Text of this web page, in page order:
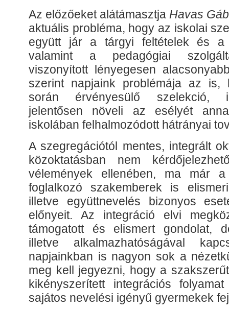
Az előzőeket alátámasztja Havas
aktuális probléma, hogy az iskolai
együtt jár a tárgyi feltételek és a
valamint a pedagógiai
viszonyított lényegesen
szerint napjaink problémája az is,
során érvényesülő szelekció,
jelentősen növeli az esélyét
iskolában felhalmozódott hátrányai
A szegregációtól mentes, integrált
közoktatásban nem
vélemények ellenében, ma már a
foglalkozó szakemberek is
illetve együttnevelés bizonyos
előnyeit. Az integráció elvi
támogatott és elismert gondolat,
illetve alkalmazhatóságával
napjainkban is nagyon sok a
meg kell jegyezni, hogy a
kikényszerített integrációs
sajátos nevelési igényű gyermekek